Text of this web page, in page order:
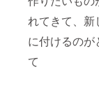
れてきて、新
に付けるのが
て